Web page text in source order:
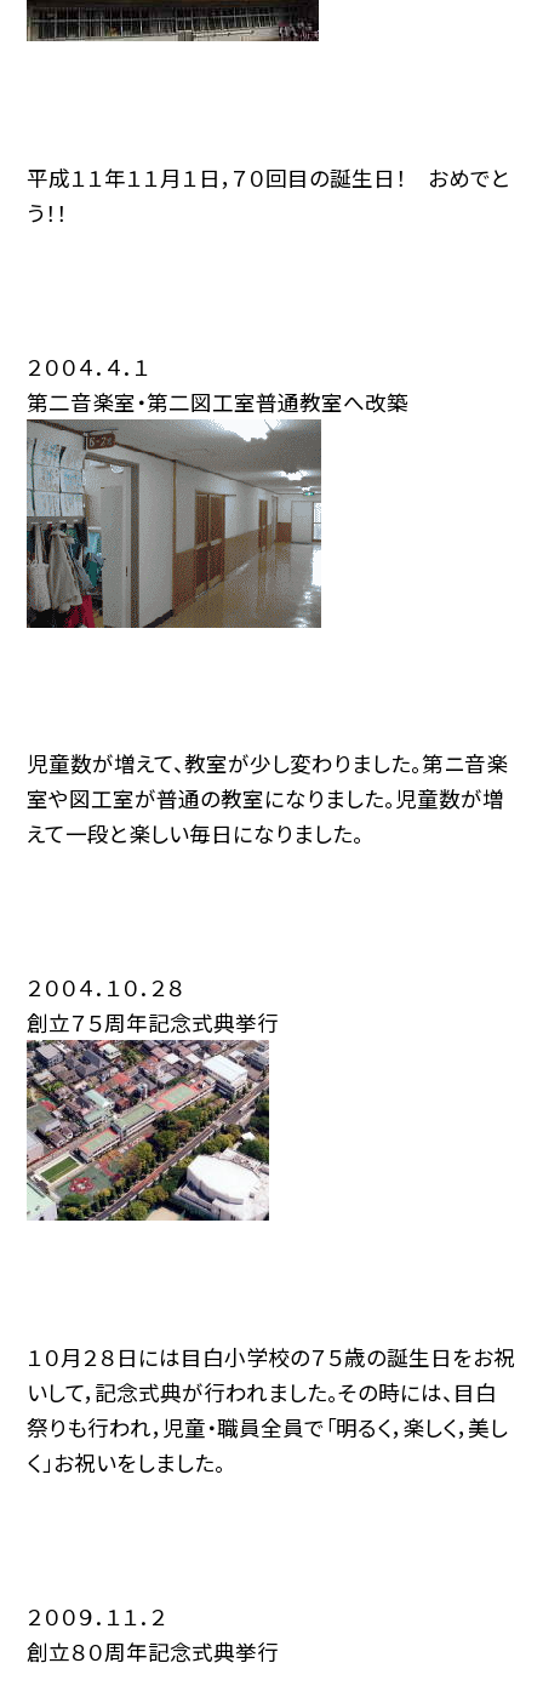
平成１１年１１月１日，７０回目の誕生日！ おめでと
う！！
２００４．４．１
第二音楽室・第二図工室普通教室へ改築
児童数が増えて、教室が少し変わりました。第ニ音楽
室や図工室が普通の教室になりました。児童数が増
えて一段と楽しい毎日になりました。
２００４．１０．２８
創立７５周年記念式典挙行
１０月２８日には目白小学校の７５歳の誕生日をお祝
いして，記念式典が行われました。その時には、目白
祭りも行われ，児童・職員全員で「明るく，楽しく，美し
く」お祝いをしました。
２００９．１１．２
創立８０周年記念式典挙行